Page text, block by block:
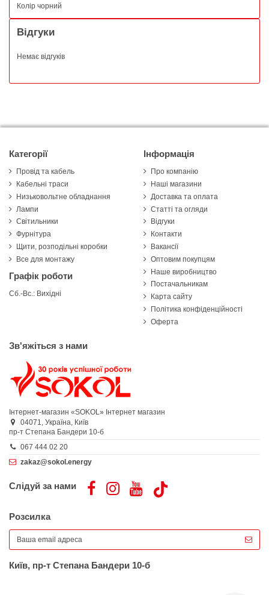
Колір чорний
Відгуки
Немає відгуків
Категорії
Провід та кабель
Кабельні траси
Низьковольтне обладнання
Лампи
Світильники
Фурнітура
Щити, розподільні коробки
Все для монтажу
Графік роботи
Сб.-Вс.: Вихідні
Інформація
Про компанію
Наші магазини
Доставка та оплата
Статті та огляди
Відгуки
Контакти
Вакансії
Оптовим покупцям
Наше виробництво
Постачальникам
Карта сайту
Політика конфіденційності
Оферта
Зв'яжіться з нами
Інтернет-магазин «SOKOL» Інтернет магазин
04071, Україна, Київ
пр-т Степана Бандери 10-б
067 444 02 20
zakaz@sokol.energy
Слідуй за нами
Розсилка
Київ, пр-т Степана Бандери 10-б